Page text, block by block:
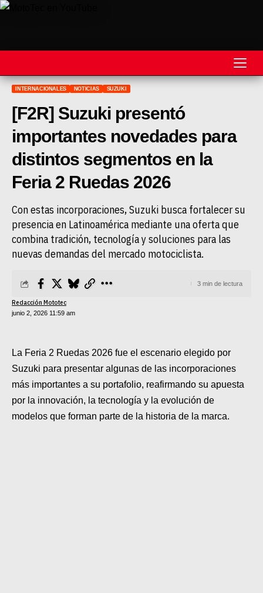
REVISTA
MOTOS
MOTOVELOCIDAD
MINICROSS
HARD ENDURO
CROSS COUNTRY
NOTICIAS
NACIONALES
INTERNACIONALES NOTICIAS SUZUKI
[F2R] Suzuki presentó
importantes novedades para
distintos segmentos en la
Feria 2 Ruedas 2026
Con estas incorporaciones, Suzuki busca fortalecer su
presencia en Latinoamérica mediante una oferta que
combina tradición, tecnología y soluciones para las
nuevas demandas del mercado motociclista.
junio 2, 2026 11:59 am
Redacción Mototec
3 min de lectura
La Feria 2 Ruedas 2026 fue el escenario elegido por
Suzuki para presentar algunas de las incorporaciones
más importantes a su portafolio, reafirmando su apuesta
por la innovación, la tecnología y la evolución de
modelos que forman parte de la historia de la marca.